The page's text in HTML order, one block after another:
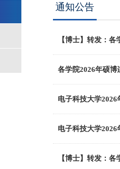
通知公告
【博士】转发：
各学院2026年硕博
电子科技大学
电子科技大学
【博士】转发：